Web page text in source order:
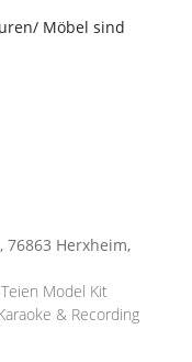
Möbel sind
76863 Herxheim,
Model Kit
& Recording